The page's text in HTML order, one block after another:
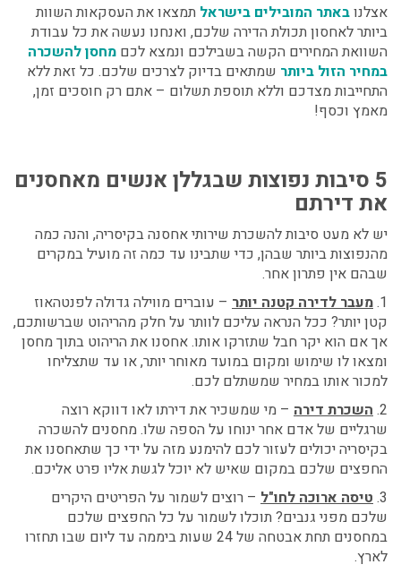
אצלנובאתר המובילים בישראל תמצאו את העסקאות השוות
ביותר לאחסון תכולת הדירה שלכם, ואנחנו נעשה את כל עבודת
השוואת המחירים הקשה בשבילכם ונמצא לכם מחסן להשכרה
במחיר הזול ביותר שמתאים בדיוק לצרכים שלכם. כל זאת ללא
התחייבות מצדכם וללא תוספת תשלום – אתם רק חוסכים זמן,
מאמץ וכסף!
5 סיבות נפוצות שבגללן אנשים מאחסנים
את דירתם
יש לא מעט סיבות להשכרת שירותיאחסנה בקיסריה, והנה כמה
מהנפוצות ביותר שבהן, כדי שתבינו עד כמה זה מועיל במקרים
שבהם אין פתרון אחר.
1. מעבר לדירה קטנה יותר – עוברים מווילה גדולה לפנטהאוז
קטן יותר? ככל הנראה עליכם לוותר על חלק מהריהוט שברשותכם,
אך אם הוא יקר חבל שתזרקו אותו. אחסנו את הריהוט בתוך מחסן
ומצאו לו שימוש ומקום במועד מאוחר יותר, או עד שתצליחו
למכור אותו במחיר שמשתלם לכם.
2. השכרת דירה – מי שמשכיר את דירתו לאו דווקא רוצה
שרגליים של אדם אחר ינוחו על הספה שלו. מחסנים להשכרה
בקיסריה יכולים לעזור לכם להימנע מזה על ידי כך שתאחסנו את
החפצים שלכם במקום שאיש לא יוכל לגשת אליו פרט אליכם.
3. טיסה ארוכה לחו"ל – רוצים לשמור על הפריטים היקרים
שלכם מפני גנבים? תוכלו לשמור על כל החפצים שלכם
במחסנים תחת אבטחה של 24 שעות ביממה עד ליום שבו תחזרו
לארץ.